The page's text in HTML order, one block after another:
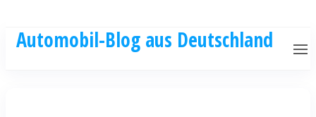
Automobil-Blog aus Deutschland